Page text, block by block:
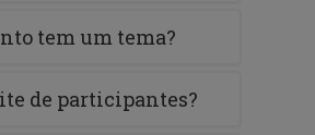
tem um tema?
de participantes?